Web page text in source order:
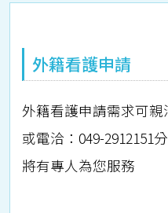
外籍看護申請
外籍看護申請需求可
或電洽：049-2912151
將有專人為您服務